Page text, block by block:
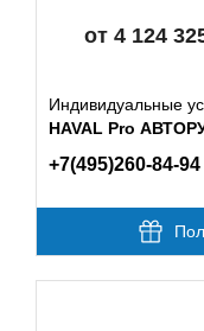
от 4 124
Индивидуальные
HAVAL Pro
+7(495)260-84-94